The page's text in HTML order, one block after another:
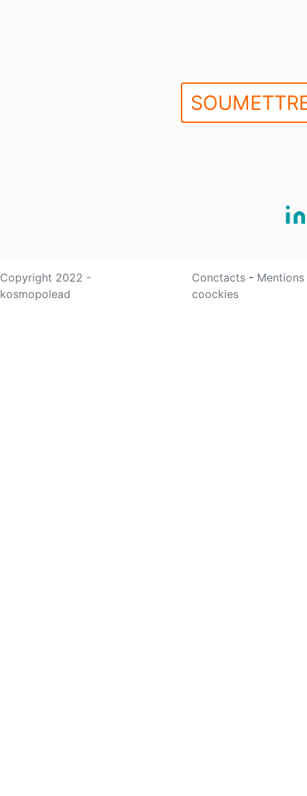
Copyright 2022 -
kosmopolead
Conctacts -
coockies